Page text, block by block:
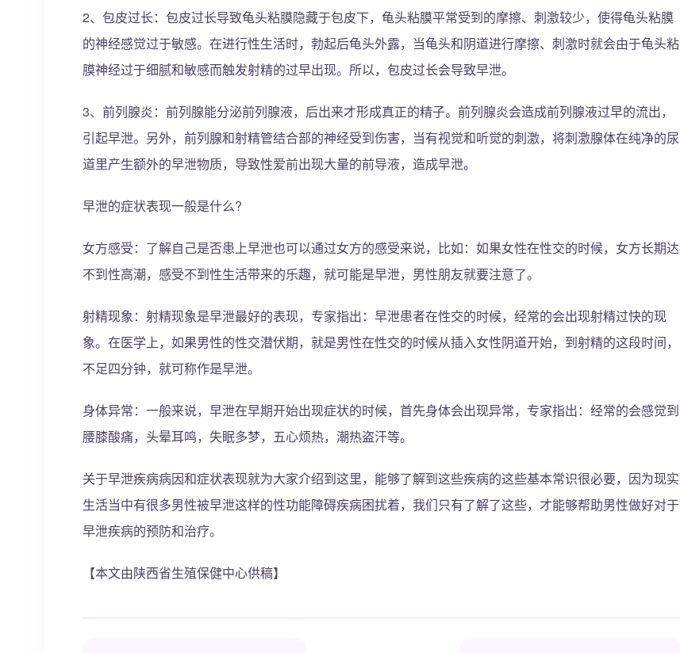
2、包皮过长：包皮过长导致龟头粘膜隐藏于包皮下，龟头粘膜平常受到的摩擦、刺激较少，使得龟头粘膜
的神经感觉过于敏感。在进行性生活时，勃起后龟头外露，当龟头和阴道进行摩擦、刺激时就会由于龟头粘
膜神经过于细腻和敏感而触发射精的过早出现。所以，包皮过长会导致早泄。
3、前列腺炎：前列腺能分泌前列腺液，后出来才形成真正的精子。前列腺炎会造成前列腺液过早的流出，
引起早泄。另外，前列腺和射精管结合部的神经受到伤害，当有视觉和听觉的刺激，将刺激腺体在纯净的尿
道里产生额外的早泄物质，导致性爱前出现大量的前导液，造成早泄。
早泄的症状表现一般是什么?
女方感受：了解自己是否患上早泄也可以通过女方的感受来说，比如：如果女性在性交的时候，女方长期达
不到性高潮，感受不到性生活带来的乐趣，就可能是早泄，男性朋友就要注意了。
射精现象：射精现象是早泄最好的表现，专家指出：早泄患者在性交的时候，经常的会出现射精过快的现
象。在医学上，如果男性的性交潜伏期，就是男性在性交的时候从插入女性阴道开始，到射精的这段时间，
不足四分钟，就可称作是早泄。
身体异常：一般来说，早泄在早期开始出现症状的时候，首先身体会出现异常，专家指出：经常的会感觉到
腰膝酸痛，头晕耳鸣，失眠多梦，五心烦热，潮热盗汗等。
关于早泄疾病病因和症状表现就为大家介绍到这里，能够了解到这些疾病的这些基本常识很必要，因为现实
生活当中有很多男性被早泄这样的性功能障碍疾病困扰着，我们只有了解了这些，才能够帮助男性做好对于
早泄疾病的预防和治疗。
【本文由陕西省生殖保健中心供稿】